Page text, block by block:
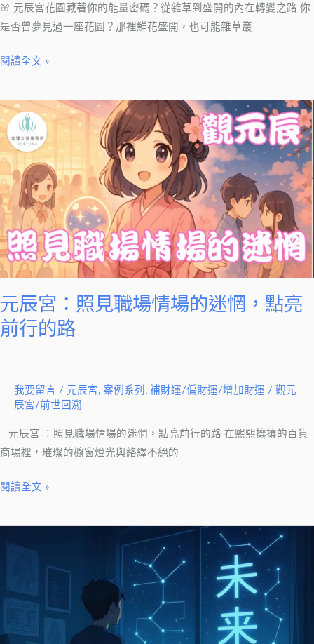
🌸 元辰宮花園藏著你的能量密碼？從雜草到盛開的內在轉變之路 你
是否曾夢見過一座花園？那裡鮮花盛開，也可能雜草叢
癒
路
閱讀全文 »
元辰宮：照見職場情場的迷惘，點亮
前行的路
我要留言 / 元辰宮, 案例系列 , 補財運/偏財運/增加財運 / 觀元
辰宮/前世回溯
元辰宮 ：照見職場情場的迷惘，點亮前行的路 在熙熙攘攘的百貨
商場裡，璀璨的櫥窗燈光與絡繹不絕的
元
辰
宮：
照
見
職
場
情
場
的
迷
惘，
點
路
閱讀全文 »
辰